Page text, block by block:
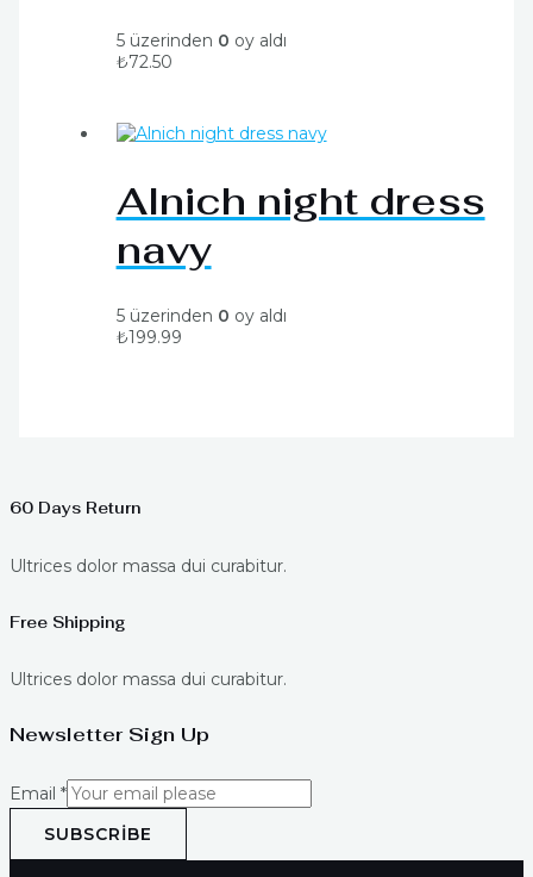
5 üzerinden 0 oy aldı
₺72.50
Alnich night dress
navy
5 üzerinden 0 oy aldı
₺199.99
60 Days Return
Ultrices dolor massa dui curabitur.
Free Shipping
Ultrices dolor massa dui curabitur.
Newsletter Sign Up
Email *
SUBSCRIBE